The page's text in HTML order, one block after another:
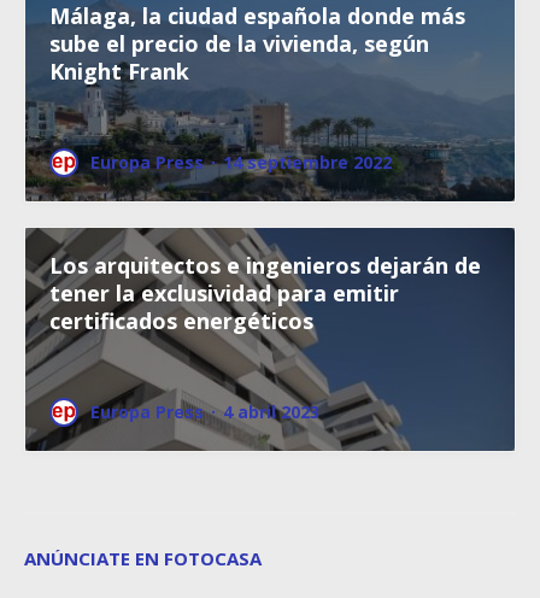
Málaga, la ciudad española donde más
sube el precio de la vivienda, según
Knight Frank
Europa Press · 14 septiembre 2022
Los arquitectos e ingenieros dejarán de
tener la exclusividad para emitir
certificados energéticos
Europa Press · 4 abril 2023
ANÚNCIATE EN FOTOCASA